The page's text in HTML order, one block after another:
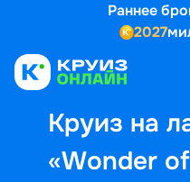
Раннее
2027
Круиз на
«Wonder